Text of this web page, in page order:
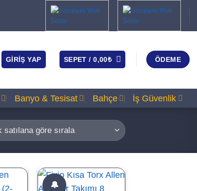
GIRIŞ YAP SEPET /0,00₺ ÖDEME
Banyo & Tesisat Bahçe İş Güvenlik
🔔